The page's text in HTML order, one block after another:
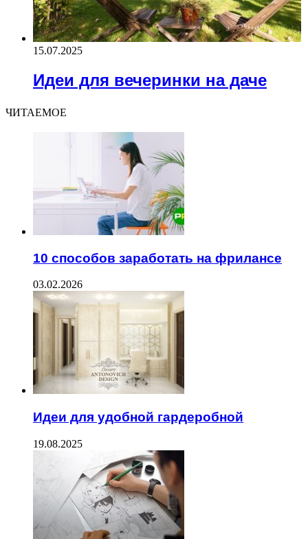
15.07.2025
Идеи для вечеринки на даче
ЧИТАЕМОЕ
10 способов заработать на фрилансе
03.02.2026
Идеи для удобной гардеробной
19.08.2025